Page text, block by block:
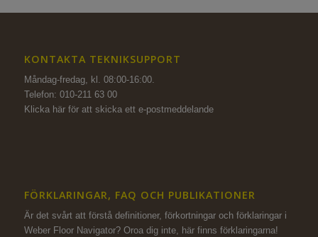
KONTAKTA TEKNIKSUPPORT
Måndag-fredag, kl. 08:00-16:00.
Telefon: 010-211 63 00
Klicka här för att skicka ett e-postmeddelande
FÖRKLARINGAR, FAQ OCH PUBLIKATIONER
Är det svårt att förstå definitioner, förkortningar och förklaringar i
Weber Floor Navigator? Oroa dig inte, här finns förklaringarna!